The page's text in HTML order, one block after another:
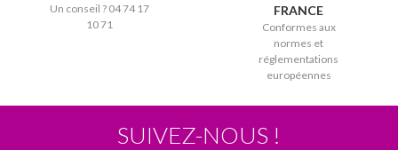
Un conseil ? 04 74 17
10 71
FRANCE
Conformes aux
normes et
réglementations
européennes
SUIVEZ-NOUS !